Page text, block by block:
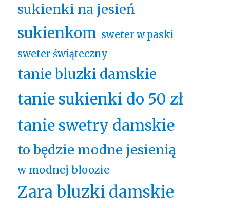
sukienki na jesień
sukienkom sweter w paski
sweter świąteczny
tanie bluzki damskie
tanie sukienki do 50 zł
tanie swetry damskie
to będzie modne jesienią
w modnej bloozie
Zara bluzki damskie